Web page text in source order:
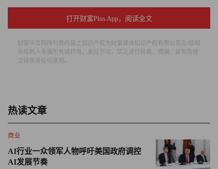
点，因为它们很有可能颠覆搜索行业，甚至彻底改变我们的
工作方式。而机器学习技术则在医学领域拥有拯救生命的潜
美国卫生与公众服务部（Department of Health and Human
亡。
一个名为“改善医疗诊断协会”（Society to Improve Diagnosis
in Medicine）的非盈利机构指出，误诊还会给消费者带来沉
重的经济负担。如果解决了误诊问题，以及由误诊引发的医
打开财富Plus App，阅读全文
财富中文网所刊载内容之知识产权为财富媒体知识产权有限公司及/或相
关权利人专属所有或持有。未经许可，禁止进行转载、摘编、复制及建
立镜像等任何使用。
热读文章
商业
AI行业一众领军人物呼吁美国政府调控
AI发展节奏